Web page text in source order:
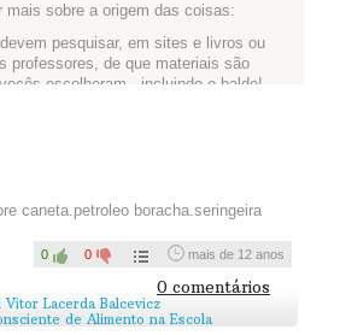
mais sobre a origem das coisas:
pesquisar, em sites e livros ou
professores, de que materiais são
escolheram - incluindo o balde!
publiquem aqui:
caneta.petroleo boracha.seringeira
0 0 mais de 12 anos
0 comentários
Vitor Lacerda Balcevicz
de Alimento na Escola